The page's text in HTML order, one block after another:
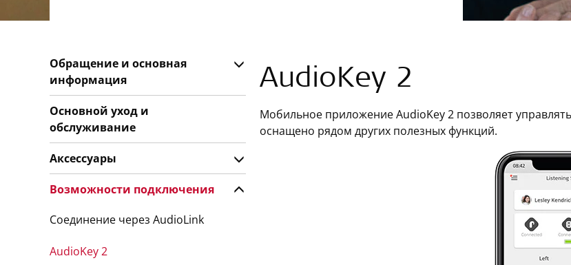
AudioKey 2
Мобильное приложение AudioKey 2 позволяет
оснащено рядом других полезных функций.
Обращение и основная
информация
Основной уход и
обслуживание
Аксессуары
Возможности подключения
Соединение через AudioLink
AudioKey 2